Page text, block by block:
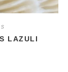
LAZULI